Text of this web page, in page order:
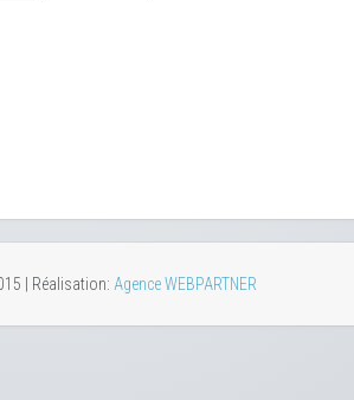
| Réalisation: Agence WEBPARTNER